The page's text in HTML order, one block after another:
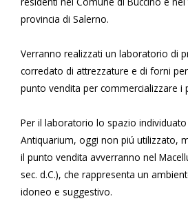
provincia di Salerno.
Verranno realizzati un laboratorio di
corredato di attrezzature e di forni
punto vendita per commercializzare i
Per il laboratorio lo spazio
Antiquarium, oggi non piú utilizzato,
il punto vendita avverranno nel
sec. d.C.), che rappresenta un
idoneo e suggestivo.